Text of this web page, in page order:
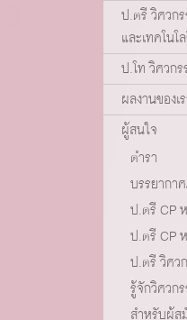
ป.ตรี วิศวก
และเทคโน
ป.โท วิศวก
ผลงานของเ
ผู้สนใจ
ตำรา
บรรยากา
ป.ตรี CP
ป.ตรี CP
ป.ตรี วิศว
รู้จักวิศวก
สำหรับผู้